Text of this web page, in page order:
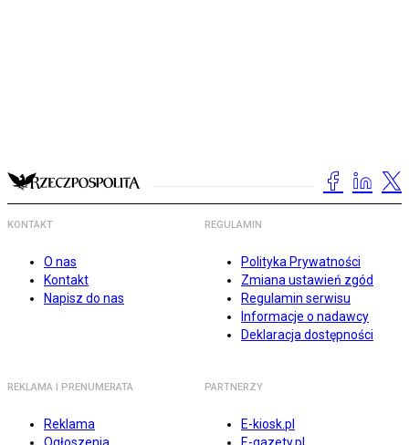
KONTAKT
O nas
Kontakt
Napisz do nas
REGULAMIN
Polityka Prywatności
Zmiana ustawień zgód
Regulamin serwisu
Informacje o nadawcy
Deklaracja dostępności
REKLAMA I PRENUMERATA
Reklama
PARTNERZY
E-kiosk.pl